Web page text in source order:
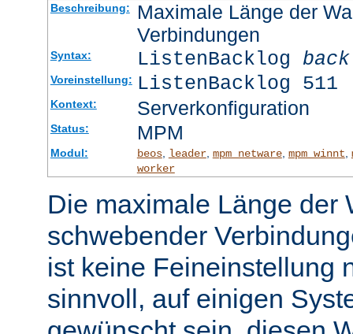
Beschreibung:
Maximale Länge der
Verbindungen
Syntax: ListenBacklog
Voreinstellung: ListenBacklog 511
Kontext: Serverkonfiguration
Status: MPM
Modul: beos, leader, mpm_netware, mpm_winnt,
worker
Die maximale Länge der
schwebender
ist keine Feineinstellung
sinnvoll, auf einigen